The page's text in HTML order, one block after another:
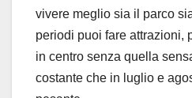
vivere meglio sia il parco
periodi puoi fare attrazioni,
in centro senza quella
costante che in luglio e